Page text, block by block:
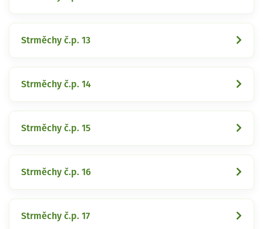
Strměchy č.p. 13
Strměchy č.p. 14
Strměchy č.p. 15
Strměchy č.p. 16
Strměchy č.p. 17